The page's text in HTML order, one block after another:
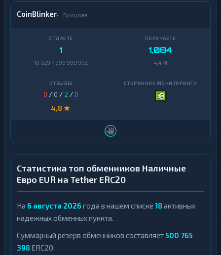
CoinBlinker Вроцлав
1
10 029 / 999 999 992
1,084
4,4 M
0 / 0 / 2 /0
4,8 ★
Статистика топ обменников Наличные
Евро EUR на Tether ERC20
На 6 августа 2026 года в нашем списке 18 активных
надежных обменных пункта.
Суммарный резерв обменников составляет500 765
398 ERC20.